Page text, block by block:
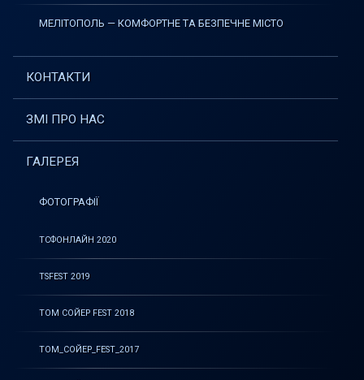
МЕЛІТОПОЛЬ — КОМФОРТНЕ ТА БЕЗПЕЧНЕ МІСТО
КОНТАКТИ
ЗМІ ПРО НАС
ГАЛЕРЕЯ
ФОТОГРАФІЇ
ТСФОНЛАЙН 2020
TSFEST 2019
ТОМ СОЙЕР FEST 2018
ТОМ_СОЙЕР_FEST_2017